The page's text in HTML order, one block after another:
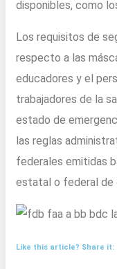
disponibles, como
Los requisitos de
respecto a las
educadores y el
trabajadores de la
estado de
las reglas
federales emitidas
estatal o federal de
Like this article? Share it: